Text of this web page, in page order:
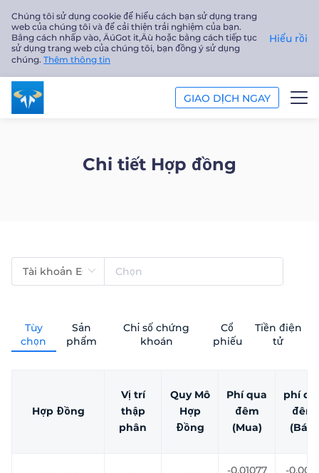
Chúng tôi sử dụng cookie để hiểu cách bạn sử dụng trang
web của chúng tôi và để cải thiện trải nghiệm của bạn.
Bằng cách nhấp vào‚ ÄúGot it‚Äù hoặc bằng cách tiếp tục
sử dụng trang web của chúng tôi, bạn đồng ý sử dụng
chúng. Thêm thông tin
Hiểu rồi
GIAO DỊCH NGAY
Công ty
Chi tiết Hợp đồng
Tùy
chọn
Sản
phẩm
Chỉ số chứng
khoán
Cổ
phiếu
Tiền điện
tử
Vị trí
thập
phân
Quy Mô
Hợp
Đồng
Phí qua
đêm
(Mua)
phí
đêm
(Bán)
-0.01077
-
Hợp Đồng